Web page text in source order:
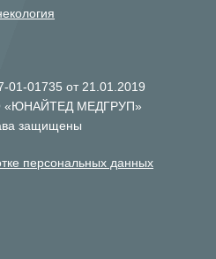
01735 от 21.01.2019
«ЮНАЙТЕД МЕДГРУП»
защищены
персональных данных